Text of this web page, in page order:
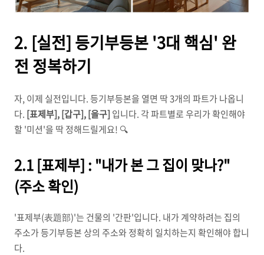
2. [실전] 등기부등본 '3대 핵심' 완
전 정복하기
자, 이제 실전입니다. 등기부등본을 열면 딱 3개의 파트가 나옵니
다. [표제부], [갑구], [을구] 입니다. 각 파트별로 우리가 확인해야
할 '미션'을 딱 정해드릴게요! 🔍
2.1 [표제부] : "내가 본 그 집이 맞나?"
(주소 확인)
'표제부(表題部)'는 건물의 '간판'입니다. 내가 계약하려는 집의
주소가 등기부등본 상의 주소와 정확히 일치하는지 확인해야 합니
다.